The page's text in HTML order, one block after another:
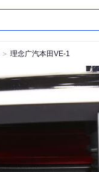
＞ 理念广汽本田VE-1